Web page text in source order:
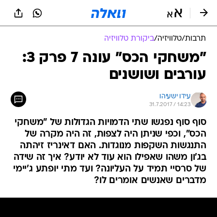
תרבות/טלוויזיה/ביקורת טלוויזיה
"משחקי הכס" עונה 7 פרק 3:
עורבים ושושנים
עידו ישעיהו
31.7.2017 / 14:23
סוף סוף נפגשו שתי הדמויות הגדולות של "משחקי
הכס", וכפי שניתן היה לצפות, זה היה מקרה של
התנגשות השקפות מנוגדות. האם דאינריז זיהתה
בג'ון משהו שאפילו הוא עוד לא יודע? איך זה שידה
של סרסיי תמיד על העליונה? ועד מתי יופתע ג'יימי
מדברים שאנשים אומרים לו?